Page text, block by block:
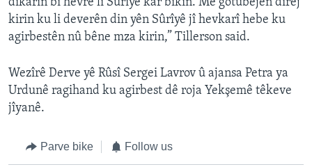
dikarin bi hevre li Sûrîyê kar bikin. Me gotûbêjên dirêj
kirin ku li deverên din yên Sûrîyê jî hevkarî hebe ku
agirbestên nû bêne mza kirin,” Tillerson said.
Wezîrê Derve yê Rûsî Sergei Lavrov û ajansa Petra ya
Urdunê ragihand ku agirbest dê roja Yekşemê têkeve
jîyanê.
Parve bike Follow us